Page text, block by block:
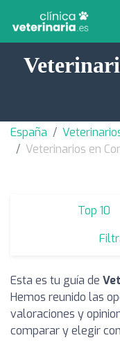
España
Veterinarios en
Top 10
Esta es tu guía de
Hemos reunido las
valoraciones y
comparar y elegir